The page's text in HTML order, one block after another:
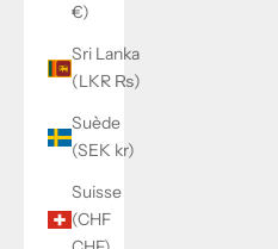
€)
Sri Lanka
(LKR ₨)
Suède
(SEK kr)
Suisse
(CHF